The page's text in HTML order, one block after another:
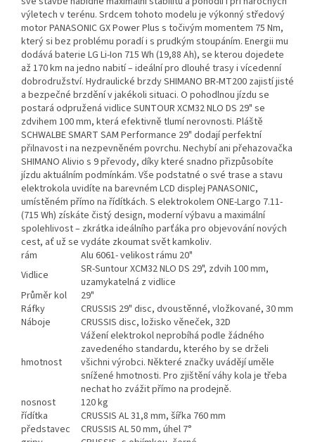
výletech v terénu. Srdcem tohoto modelu je výkonný středový
motor PANASONIC GX Power Plus s točivým momentem 75 Nm,
který si bez problému poradí i s prudkým stoupáním. Energii mu
dodává baterie LG Li-Ion 715 Wh (19,88 Ah), se kterou dojedete
až 170 km na jedno nabití – ideální pro dlouhé trasy i vícedenní
dobrodružství. Hydraulické brzdy SHIMANO BR-MT200 zajistí jisté
a bezpečné brzdění v jakékoli situaci. O pohodlnou jízdu se
postará odpružená vidlice SUNTOUR XCM32 NLO DS 29" se
zdvihem 100 mm, která efektivně tlumí nerovnosti. Pláště
SCHWALBE SMART SAM Performance 29" dodají perfektní
přilnavost i na nezpevněném povrchu. Nechybí ani přehazovačka
SHIMANO Alivio s 9 převody, díky které snadno přizpůsobíte
jízdu aktuálním podmínkám. Vše podstatné o své trase a stavu
elektrokola uvidíte na barevném LCD displej PANASONIC,
umístěném přímo na řídítkách. S elektrokolem ONE-Largo 7.11-
(715 Wh) získáte čistý design, moderní výbavu a maximální
spolehlivost – zkrátka ideálního parťáka pro objevování nových
cest, ať už se vydáte zkoumat svět kamkoliv.
rám
Alu 6061- velikost rámu 20"
Vidlice
SR-Suntour XCM32 NLO DS 29", zdvih 100 mm,
uzamykatelná z vidlice
Průměr kol
29"
Ráfky
CRUSSIS 29" disc, dvoustěnné, vložkované, 30 mm
Náboje
CRUSSIS disc, ložisko věneček, 32D
hmotnost
Vážení elektrokol neprobíhá podle žádného
zavedeného standardu, kterého by se drželi
všichni výrobci. Některé značky uvádějí uměle
snížené hmotnosti. Pro zjištění váhy kola je třeba
nechat ho zvážit přímo na prodejně.
nosnost
120 kg
řídítka
CRUSSIS AL 31,8 mm, šířka 760 mm
představec
CRUSSIS AL 50 mm, úhel 7°